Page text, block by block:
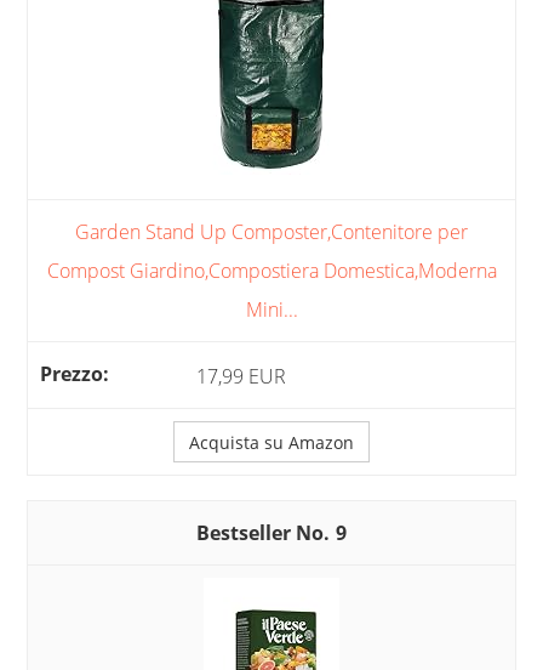
Garden Stand Up Composter,Contenitore per
Compost Giardino,Compostiera Domestica,Moderna
Mini...
17,99 EUR
Acquista su Amazon
9